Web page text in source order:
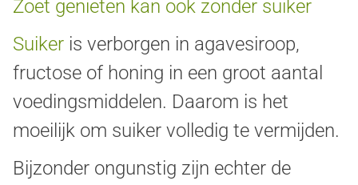
Zoet genieten kan ook zonder suiker
Suiker is verborgen in agavesiroop,
fructose of honing in een groot aantal
voedingsmiddelen. Daarom is het
moeilijk om suiker volledig te vermijden.
Bijzonder ongunstig zijn echter de